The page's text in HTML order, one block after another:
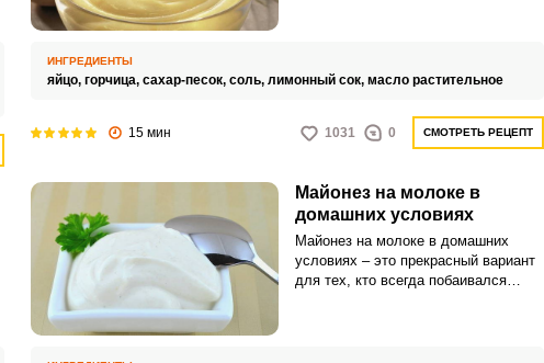
насыщенным вкусом и может быть
начиная от салатов и заканчивая
бутербродами и бургерами.
ИНГРЕДИЕНТЫ
яйцо, горчица, сахар-песок, соль, лимонный сок, масло растительное
15 мин 1031 0 СМОТРЕТЬ РЕЦЕПТ
Майонез на молоке в
домашних условиях
Майонез на молоке в домашних
условиях – это прекрасный вариант
для тех, кто всегда побаивался